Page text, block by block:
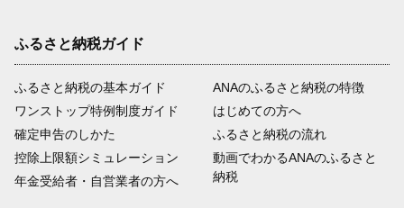
ふるさと納税ガイド
ふるさと納税の基本ガイド
ワンストップ特例制度ガイド
確定申告のしかた
控除上限額シミュレーション
年金受給者・自営業者の方へ
ANAのふるさと納税の特徴
はじめての方へ
ふるさと納税の流れ
動画でわかるANAのふるさと
納税